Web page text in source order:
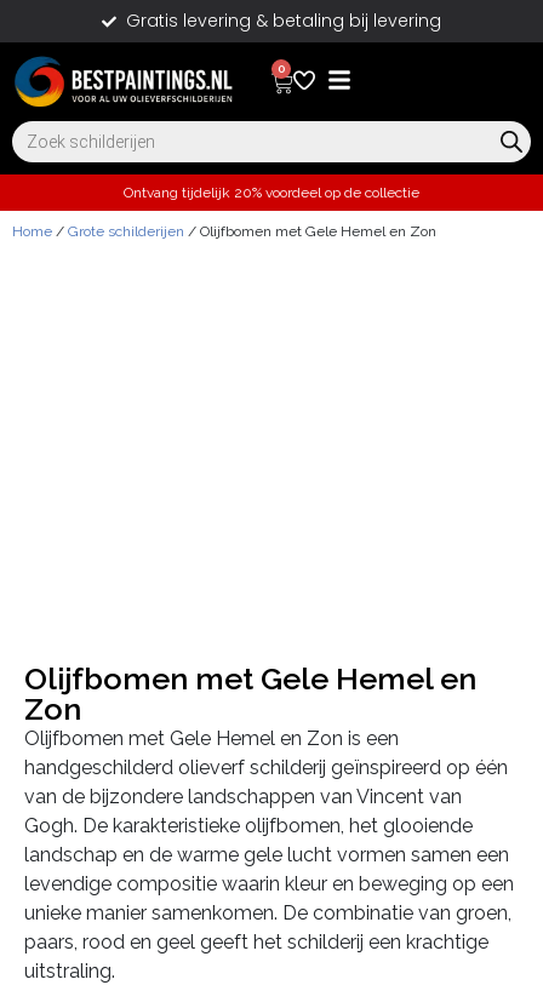
Gratis levering & betaling bij levering
0
Ontvang tijdelijk 20% voordeel op de collectie
Home / Grote schilderijen / Olijfbomen met Gele Hemel en Zon
Olijfbomen met Gele Hemel en
Zon
Olijfbomen met Gele Hemel en Zon is een
handgeschilderd olieverf schilderij geïnspireerd op één
van de bijzondere landschappen van Vincent van
Gogh. De karakteristieke olijfbomen, het glooiende
landschap en de warme gele lucht vormen samen een
levendige compositie waarin kleur en beweging op een
unieke manier samenkomen. De combinatie van groen,
paars, rood en geel geeft het schilderij een krachtige
uitstraling.